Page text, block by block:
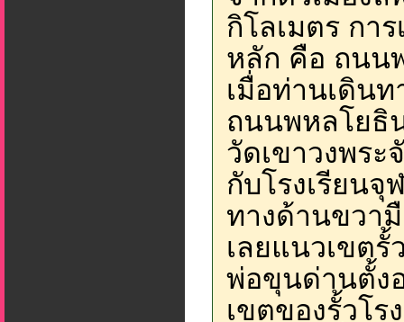
กิโลเมตร กา
หลัก คือ ถนน
เมื่อท่านเดิน
ถนนพหลโยธิ
วัดเขาวงพร
กับโรงเรียน
ทางด้านขวา
เลยแนวเขตรั้
พ่อขุนด่านตั้ง
เขตของรั้วโร